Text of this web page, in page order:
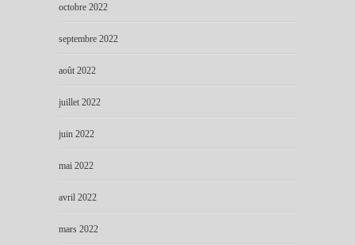
octobre 2022
septembre 2022
août 2022
juillet 2022
juin 2022
mai 2022
avril 2022
mars 2022